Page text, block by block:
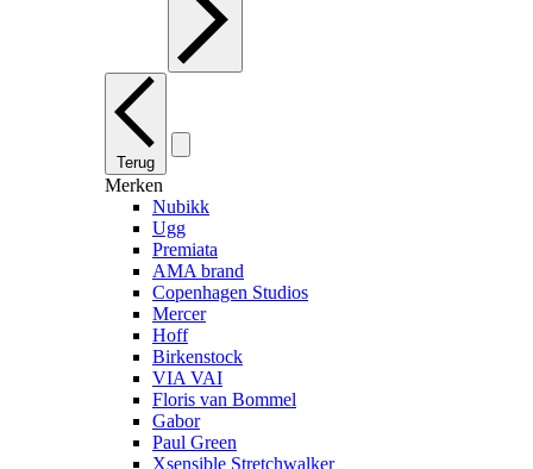
Terug
Merken
Nubikk
Ugg
Premiata
AMA brand
Copenhagen Studios
Mercer
Hoff
Birkenstock
VIA VAI
Floris van Bommel
Gabor
Paul Green
Xsensible Stretchwalker